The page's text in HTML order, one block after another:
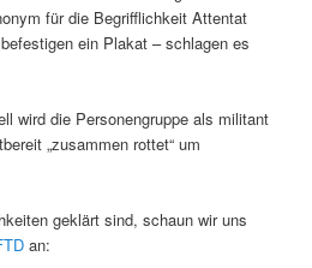
für die Begrifflichkeit Attentat
ein Plakat – schlagen es
wird die Personengruppe als militant
„zusammen rottet“ um
geklärt sind, schaun wir uns
an: